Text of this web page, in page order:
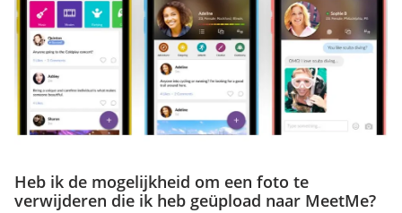
Heb ik de mogelijkheid om een foto te
verwijderen die ik heb geüpload naar MeetMe?